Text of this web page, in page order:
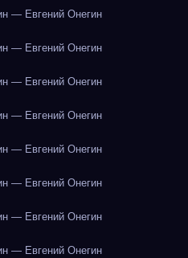
— Евгений Онегин
— Евгений Онегин
— Евгений Онегин
— Евгений Онегин
— Евгений Онегин
— Евгений Онегин
— Евгений Онегин
— Евгений Онегин